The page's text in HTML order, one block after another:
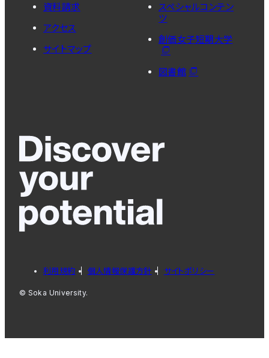
資料請求
アクセス
サイトマップ
スペシャルコンテン
ツ
創価女子短期大学
図書館
利用規約 個人情報保護方針 サイトポリシー
© Soka University.